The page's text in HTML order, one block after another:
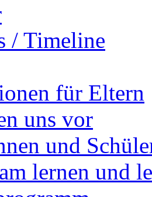
/ Timeline
für Eltern
uns vor
und
lernen und